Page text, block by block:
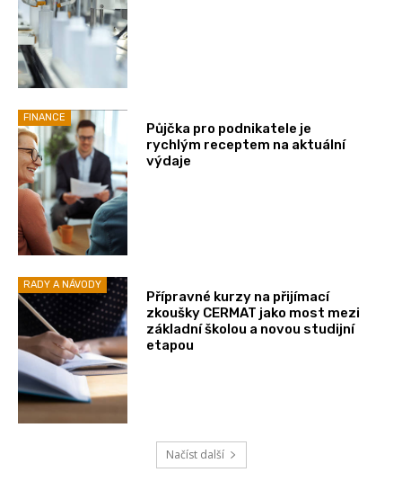
FINANCE
Půjčka pro podnikatele je
rychlým receptem na aktuální
výdaje
RADY A NÁVODY
Přípravné kurzy na přijímací
zkoušky CERMAT jako most mezi
základní školou a novou studijní
etapou
Načíst další